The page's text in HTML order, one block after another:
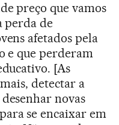
preço que vamos
perda de
afetados pela
e que perderam
[As
detectar a
novas
se encaixar em